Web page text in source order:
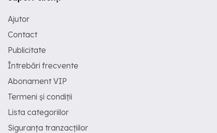
Ajutor
Contact
Publicitate
Întrebări frecvente
Abonament VIP
Termeni și condiții
Lista categoriilor
Siguranța tranzacțiilor